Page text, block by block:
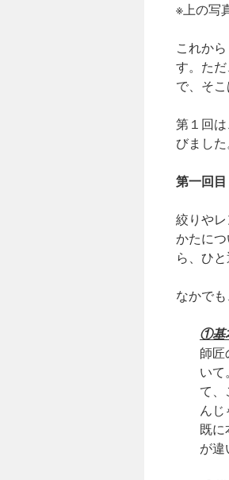
※上の写
これか
す。た
で、そこ
第１回
びました
第一回目
絞りや
かたに
ら、ひ
なかで
①基
師匠
いて
て、
んじ
既に
が違